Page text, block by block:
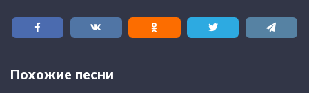
Похожие песни